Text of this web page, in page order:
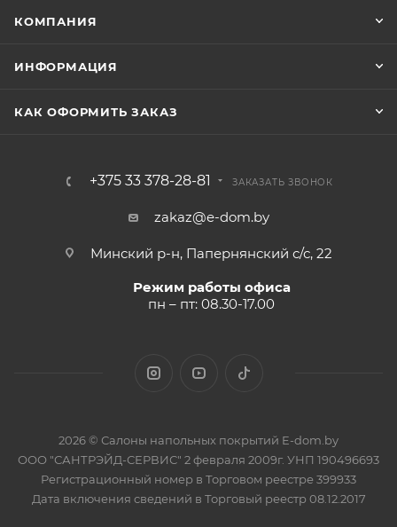
КОМПАНИЯ
ИНФОРМАЦИЯ
КАК ОФОРМИТЬ ЗАКАЗ
+375 33 378-28-81 ЗАКАЗАТЬ ЗВОНОК
zakaz@e-dom.by
Минский р-н, Папернянский с/с, 22
Режим работы офиса
пн – пт: 08.30-17.00
2026 © Салоны напольных покрытий E-dom.by
ООО "САНТРЭЙД-СЕРВИС" 2 февраля 2009г. УНП 190496693
Регистрационный номер в Торговом реестре 399933
Дата включения сведений в Торговый реестр 08.12.2017